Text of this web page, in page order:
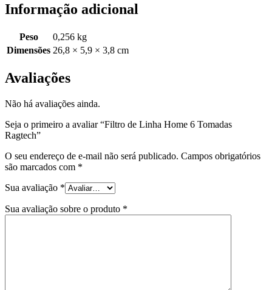
Informação adicional
Peso
0,256 kg
Dimensões 26,8 × 5,9 × 3,8 cm
Avaliações
Não há avaliações ainda.
Seja o primeiro a avaliar “Filtro de Linha Home 6 Tomadas
Ragtech”
O seu endereço de e-mail não será publicado. Campos obrigatórios
são marcados com *
Sua avaliação *
Sua avaliação sobre o produto *